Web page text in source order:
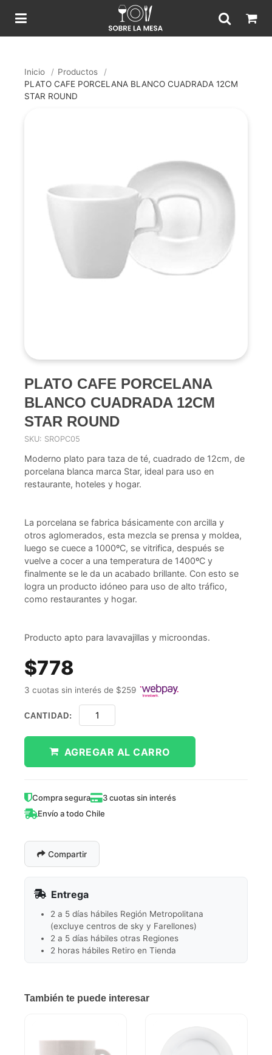
Inicio / Productos
/
PLATO CAFE PORCELANA BLANCO CUADRADA 12CM
STAR ROUND
PLATO CAFE PORCELANA
BLANCO CUADRADA 12CM
STAR ROUND
SKU: SROPC05
Moderno plato para taza de té, cuadrado de 12cm, de
porcelana blanca marca Star, ideal para uso en
restaurante, hoteles y hogar.
La porcelana se fabrica básicamente con arcilla y
otros aglomerados, esta mezcla se prensa y moldea,
luego se cuece a 1000ºC, se vitrifica, después se
vuelve a cocer a una temperatura de 1400ºC y
finalmente se le da un acabado brillante. Con esto se
logra un producto idóneo para uso de alto tráfico,
como restaurantes y hogar.
Producto apto para lavavajillas y microondas.
$778
3 cuotas sin interés de $259
CANTIDAD:
AGREGAR AL CARRO
Compra segura
3 cuotas sin interés
Envío a todo Chile
Compartir
Entrega
2 a 5 días hábiles Región Metropolitana
(excluye centros de sky y Farellones)
2 a 5 días hábiles otras Regiones
2 horas hábiles Retiro en Tienda
También te puede interesar